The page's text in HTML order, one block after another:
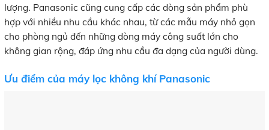
lượng. Panasonic cũng cung cấp các dòng sản phẩm phù
hợp với nhiều nhu cầu khác nhau, từ các mẫu máy nhỏ gọn
cho phòng ngủ đến những dòng máy công suất lớn cho
không gian rộng, đáp ứng nhu cầu đa dạng của người dùng.
Ưu điểm của máy lọc không khí Panasonic